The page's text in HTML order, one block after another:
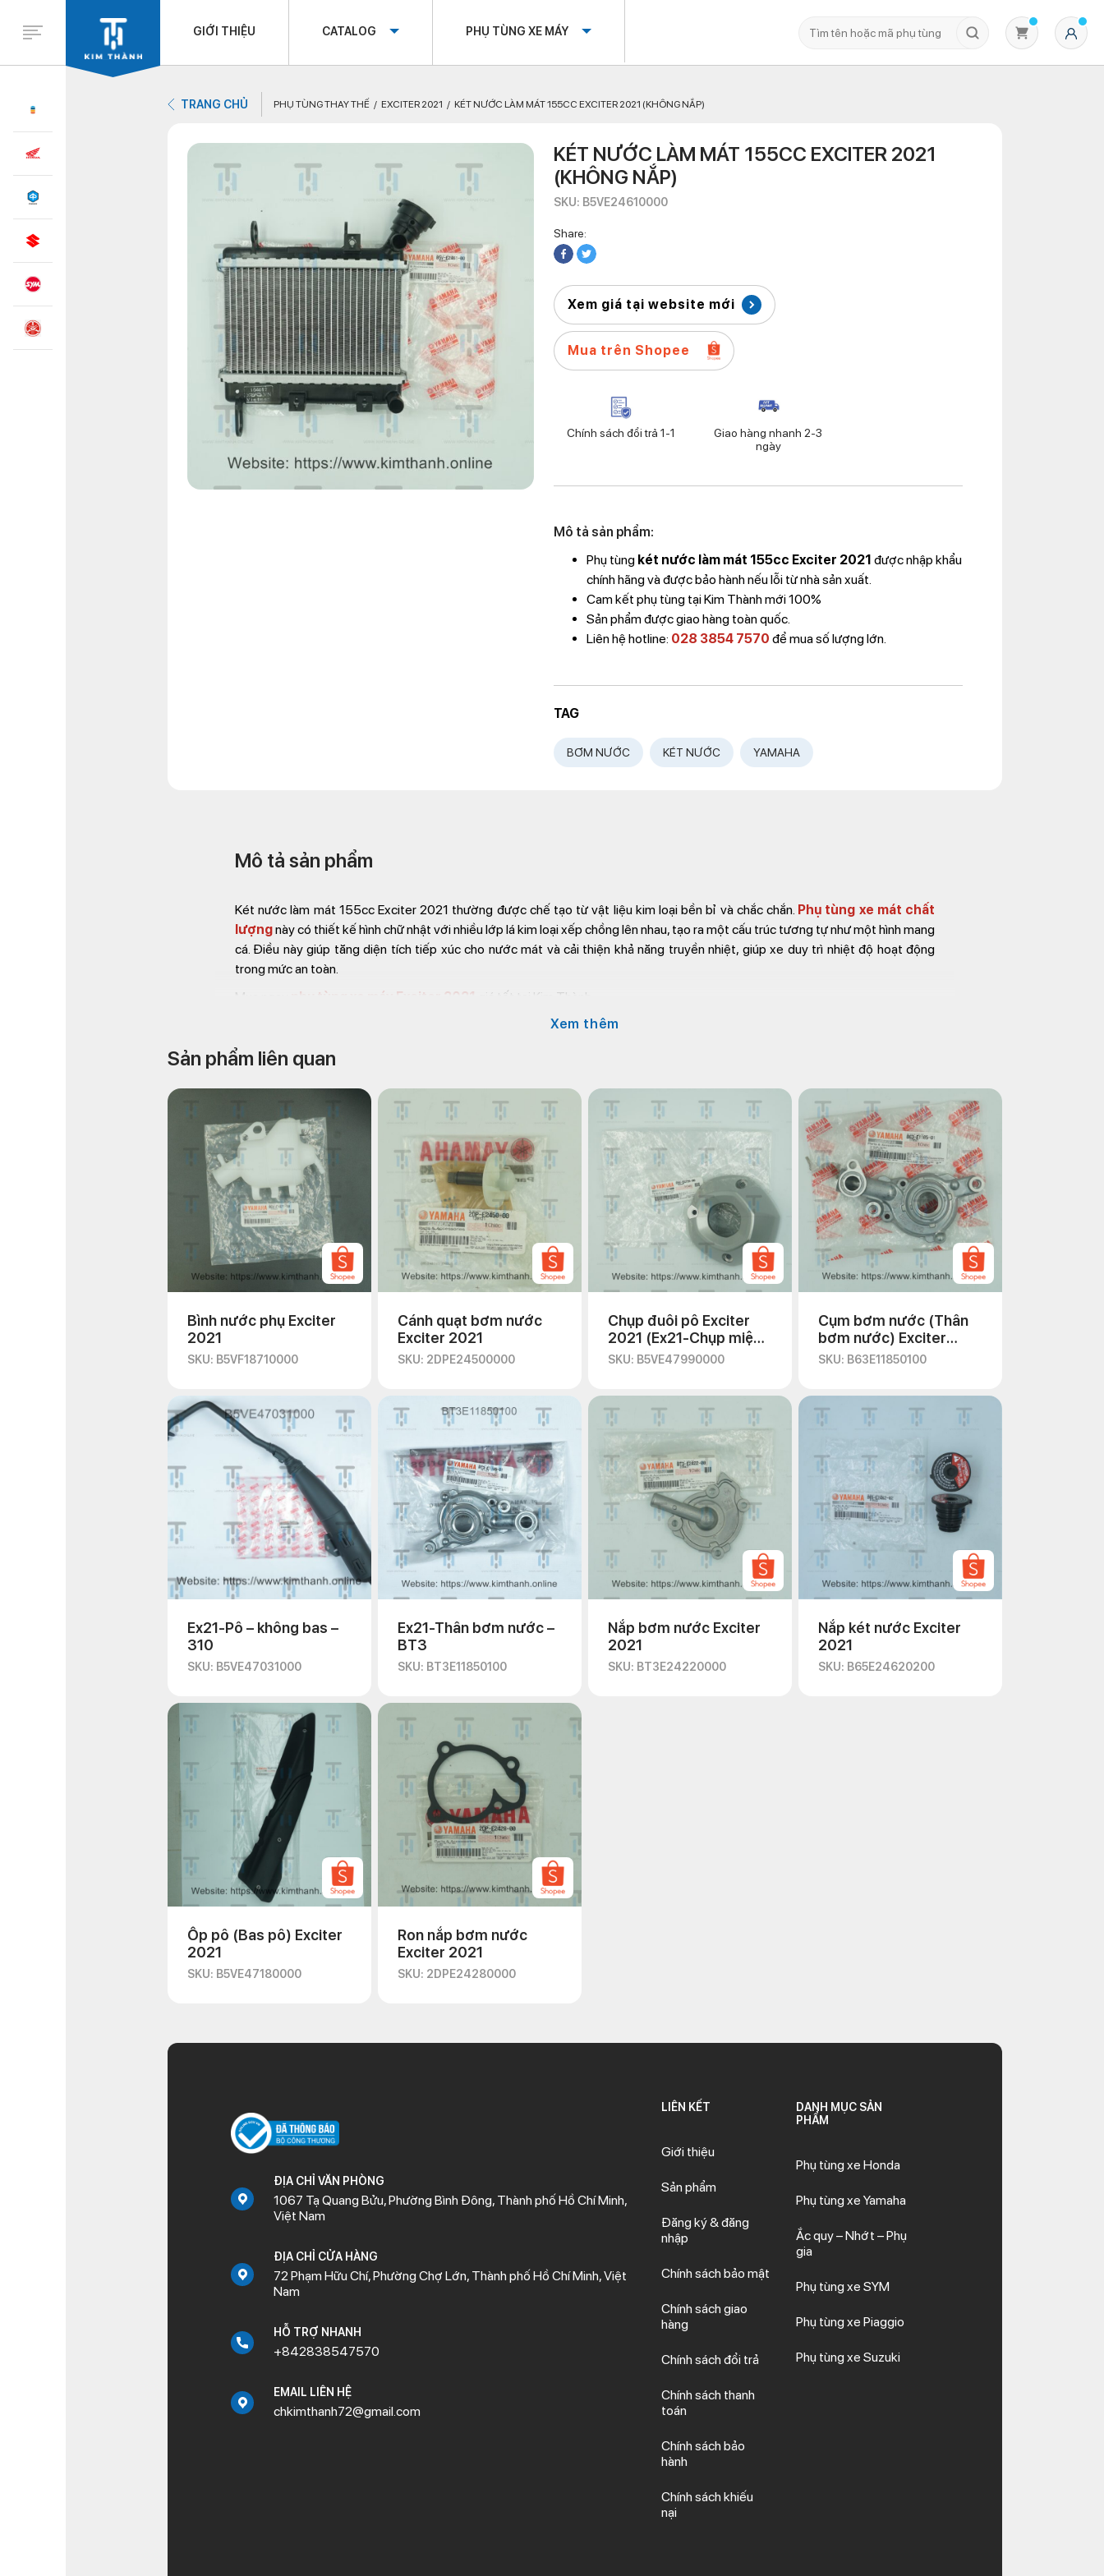
GIỚI THIỆU CATALOG PHỤ TÙNG XE MÁY
TRANG CHỦ PHỤ TÙNG THAY THẾ EXCITER 2021 KÉT NƯỚC LÀM MÁT 155CC EXCITER 2021 (KHÔNG NẮP)
KÉT NƯỚC LÀM MÁT 155CC EXCITER 2021
(KHÔNG NẮP)
SKU: B5VE24610000
Share:
Xem giá tại website mới
Mua trên Shopee
Chính sách đổi trả 1-1
Giao hàng nhanh 2-3
ngày
Mô tả sản phẩm:
Phụ tùng két nước làm mát 155cc Exciter 2021 được nhập khẩu
chính hãng và được bảo hành nếu lỗi từ nhà sản xuất.
Cam kết phụ tùng tại Kim Thành mới 100%
Sản phẩm được giao hàng toàn quốc.
Liên hệ hotline: 028 3854 7570 để mua số lượng lớn.
TAG
BƠM NƯỚC KÉT NƯỚC YAMAHA
Mô tả sản phẩm
Két nước làm mát 155cc Exciter 2021 thường được chế tạo từ vật liệu kim loại bền bỉ và chắc chắn. Phụ tùng xe mát chất
lượngnày có thiết kế hình chữ nhật với nhiều lớp lá kim loại xếp chồng lên nhau, tạo ra một cấu trúc tương tự như một hình mang
cá. Điều này giúp tăng diện tích tiếp xúc cho nước mát và cải thiện khả năng truyền nhiệt, giúp xe duy trì nhiệt độ hoạt động
trong mức an toàn.
Mua ngay
phụ tùng xe máy Exciter 2021
giá tốt tại Kim Thành.
Hotline:+842838547570
Website: https://kimthanh.online/
Xem thêm
Sản phẩm liên quan
Bình nước phụ Exciter
2021
SKU: B5VF18710000
Cánh quạt bơm nước
Exciter 2021
SKU: 2DPE24500000
Chụp đuôi pô Exciter
2021 (Ex21-Chụp miệng
pô)
SKU: B5VE47990000
Cụm bơm nước (Thân
bơm nước) Exciter
2021
SKU: B63E11850100
Ex21-Pô – không bas –
310
SKU: B5VE47031000
Ex21-Thân bơm nước –
BT3
SKU: BT3E11850100
Nắp bơm nước Exciter
2021
SKU: BT3E24220000
Nắp két nước Exciter
2021
SKU: B65E24620200
Ốp pô (Bas pô) Exciter
2021
SKU: B5VE47180000
Ron nắp bơm nước
Exciter 2021
SKU: 2DPE24280000
ĐỊA CHỈ VĂN PHÒNG
1067 Tạ Quang Bửu, Phường Bình Đông, Thành phố Hồ Chí Minh,
Việt Nam
ĐỊA CHỈ CỬA HÀNG
72 Phạm Hữu Chí, Phường Chợ Lớn, Thành phố Hồ Chí Minh, Việt
Nam
HỖ TRỢ NHANH
+842838547570
EMAIL LIÊN HỆ
chkimthanh72@gmail.com
LIÊN KẾT
Giới thiệu
Sản phẩm
Đăng ký & đăng
nhập
Chính sách bảo mật
Chính sách giao
hàng
Chính sách đổi trả
Chính sách thanh
toán
Chính sách bảo
hành
Chính sách khiếu
nại
DANH MỤC SẢN
PHẨM
Phụ tùng xe Honda
Phụ tùng xe Yamaha
Ắc quy – Nhớt – Phụ
gia
Phụ tùng xe SYM
Phụ tùng xe Piaggio
Phụ tùng xe Suzuki